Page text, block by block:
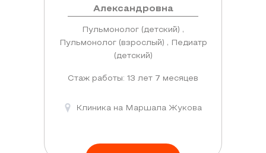
Александровна
Пульмонолог (детский) ,
Пульмонолог (взрослый) , Педиатр
(детский)
Стаж работы: 13 лет 7 месяцев
Клиника на Маршала Жукова